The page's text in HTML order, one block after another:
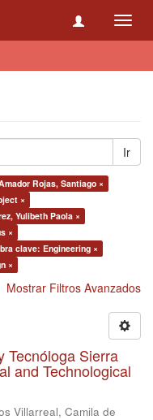
Ir
Rojas, Santiago ×
×
Yulibeth Paola ×
×
clave: Engineering ×
×
Mostrar Filtros Avanzados
Tecnóloga Sierra
and Technological
Villarreal, Camila de